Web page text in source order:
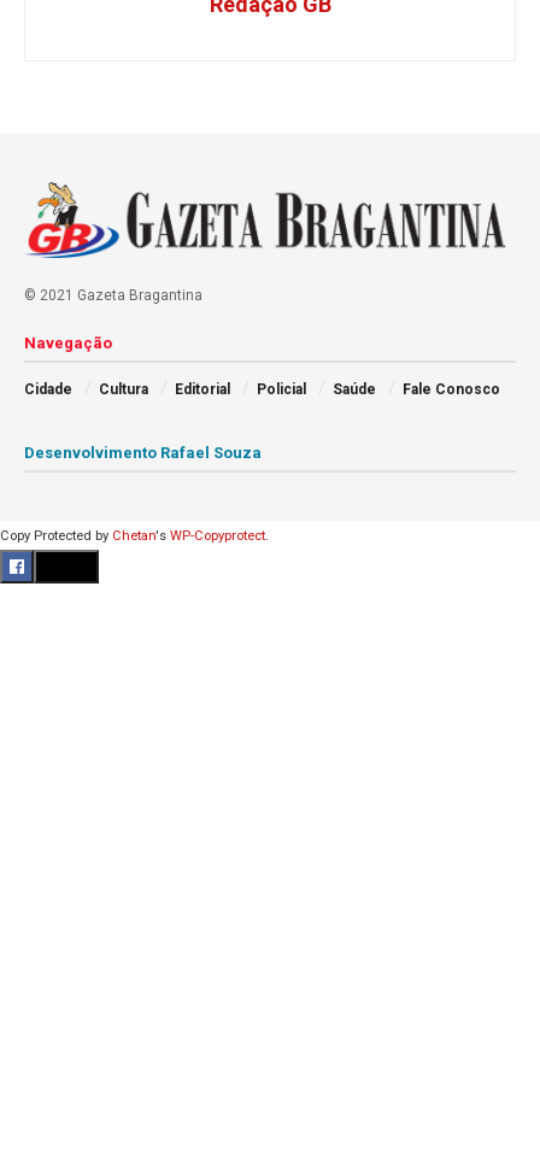
© 2021 Gazeta Bragantina
Navegação
Cidade Cultura Editorial Policial Saúde Fale Conosco
Desenvolvimento Rafael Souza
Copy Protected by Chetan's WP-Copyprotect.